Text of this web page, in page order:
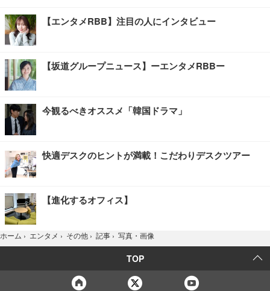
【エンタメRBB】注目の人にインタビュー
【坂道グループニュース】ーエンタメRBBー
今観るべきオススメ「韓国ドラマ」
快適デスクのヒントが満載！こだわりデスクツアー
【進化するオフィス】
ホーム › エンタメ › その他 › 記事 › 写真・画像
TOP